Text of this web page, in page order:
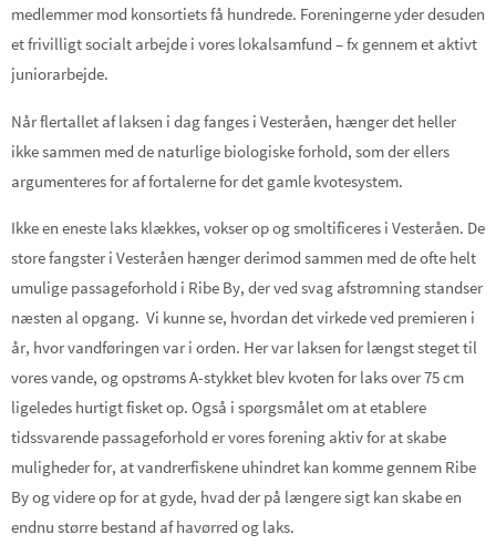
medlemmer mod konsortiets få hundrede. Foreningerne yder desuden
et frivilligt socialt arbejde i vores lokalsamfund – fx gennem et aktivt
juniorarbejde.
Når flertallet af laksen i dag fanges i Vesteråen, hænger det heller
ikke sammen med de naturlige biologiske forhold, som der ellers
argumenteres for af fortalerne for det gamle kvotesystem.
Ikke en eneste laks klækkes, vokser op og smoltificeres i Vesteråen. De
store fangster i Vesteråen hænger derimod sammen med de ofte helt
umulige passageforhold i Ribe By, der ved svag afstrømning standser
næsten al opgang. Vi kunne se, hvordan det virkede ved premieren i
år, hvor vandføringen var i orden. Her var laksen for længst steget til
vores vande, og opstrøms A-stykket blev kvoten for laks over 75 cm
ligeledes hurtigt fisket op. Også i spørgsmålet om at etablere
tidssvarende passageforhold er vores forening aktiv for at skabe
muligheder for, at vandrerfiskene uhindret kan komme gennem Ribe
By og videre op for at gyde, hvad der på længere sigt kan skabe en
endnu større bestand af havørred og laks.